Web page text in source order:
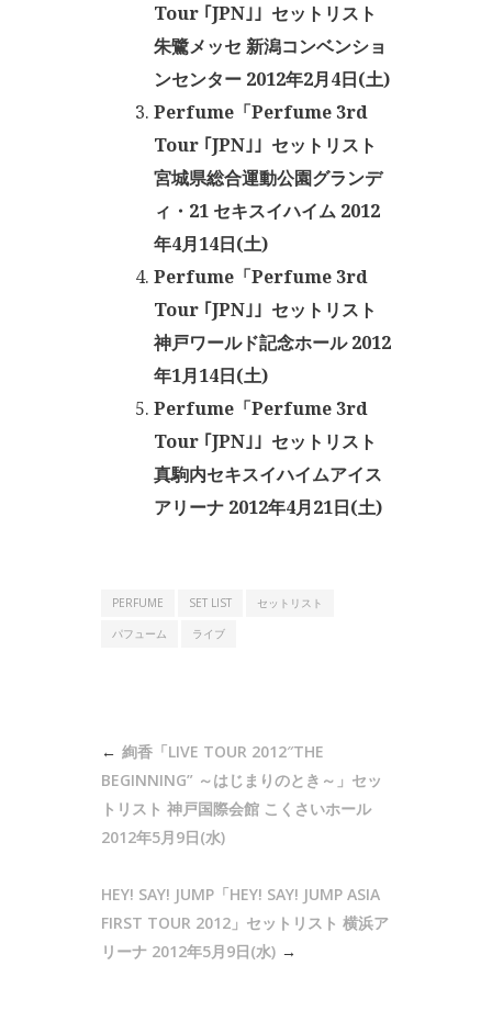
Tour ｢JPN｣」セットリスト
朱鷺メッセ 新潟コンベンショ
ンセンター 2012年2月4日(土)
Perfume「Perfume 3rd
Tour ｢JPN｣」セットリスト
宮城県総合運動公園グランデ
ィ・21 セキスイハイム 2012
年4月14日(土)
Perfume「Perfume 3rd
Tour ｢JPN｣」セットリスト
神戸ワールド記念ホール 2012
年1月14日(土)
Perfume「Perfume 3rd
Tour ｢JPN｣」セットリスト
真駒内セキスイハイムアイス
アリーナ 2012年4月21日(土)
PERFUME SET LIST
セットリスト
パフューム
ライブ
絢香「LIVE TOUR 2012″THE
BEGINNING” ～はじまりのとき～」セッ
トリスト 神戸国際会館 こくさいホール
2012年5月9日(水)
HEY! SAY! JUMP「HEY! SAY! JUMP ASIA
FIRST TOUR 2012」セットリスト 横浜ア
リーナ 2012年5月9日(水)